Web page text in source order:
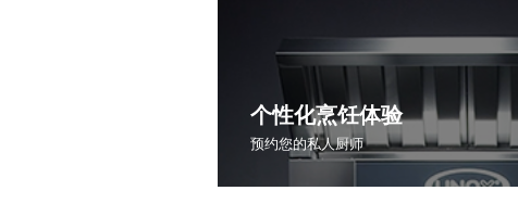
个性化烹饪体验
预约您的私人厨师